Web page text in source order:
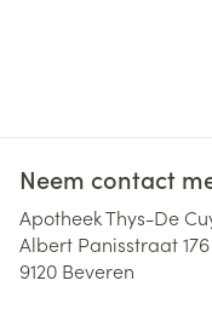
Neem contact
Apotheek Thys-De
Albert Panisstraat 176
9120 Beveren